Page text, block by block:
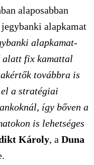
alaposabban
alapkamat
alapkamat-
alatt fix kamattal
továbbra is
el a stratégiai
így bőven a
is lehetséges
Károly, a Duna